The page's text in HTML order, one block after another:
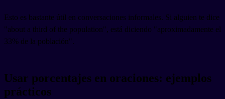
Esto es bastante útil en conversaciones informales. Si alguien te dice
"about a third of the population", está diciendo "aproximadamente el
33% de la población".
Usar porcentajes en oraciones: ejemplos
prácticos